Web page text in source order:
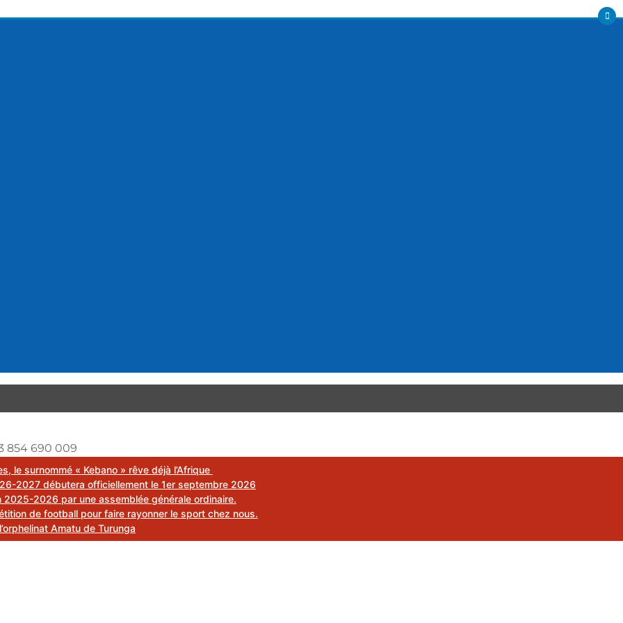
854 690 009
le surnommé « Kebano » rêve déjà l’Afrique
2027 débutera officiellement le 1er septembre 2026
2025-2026 par une assemblée générale ordinaire.
de football pour faire rayonner le sport chez nous.
Amatu de Turunga